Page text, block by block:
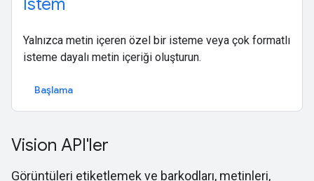
İstem
Yalnızca metin içeren özel bir isteme veya çok formatlı
isteme dayalı metin içeriği oluşturun.
Başlama
Vision API'ler
Görüntüleri etiketlemek ve barkodları, metinleri,